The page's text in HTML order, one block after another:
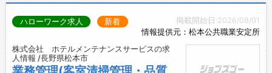
掲載開始日:2026/08/01
情報提供元：松本公共職業安定所
ハローワーク求人 新着
株式会社 ホテルメンテナンスサービスの求
人情報 /長野県松本市